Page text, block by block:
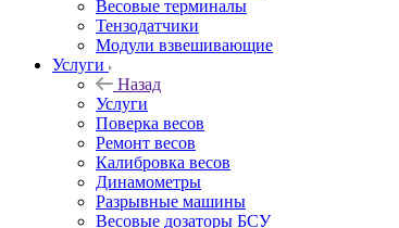
Весовые терминалы
Тензодатчики
Модули взвешивающие
Услуги
Назад
Услуги
Поверка весов
Ремонт весов
Калибровка весов
Динамометры
Разрывные машины
Весовые дозаторы БСУ